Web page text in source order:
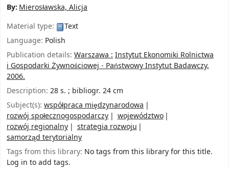
By: Mierosławska, Alicja
Material type:
Text
Language: Polish
Publication details: Warszawa :Instytut Ekonomiki Rolnictwa
i Gospodarki Żywnościowej - Państwowy Instytut Badawczy,
2006.
Description: 28 s. ; bibliogr. 24 cm
Subject(s): współpraca międzynarodowa
rozwój społecznogospodarczy
województwo
rozwój regionalny
strategia rozwoju
samorząd terytorialny
Tags from this library: No tags from this library for this title.
Log in to add tags.